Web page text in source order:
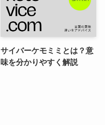
サイバーケモミミとは？意
味を分かりやすく解説